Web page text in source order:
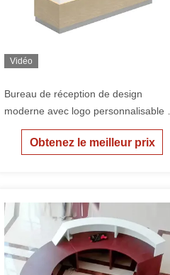
Vidéo
Bureau de réception de design
moderne avec logo personnalisable et
tailles personnalisées pour l'hôtel
Salon Office
Obtenez le meilleur prix